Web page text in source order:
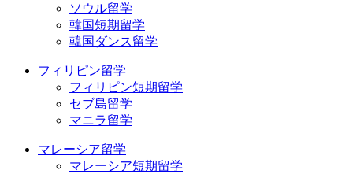
ソウル留学
韓国短期留学
韓国ダンス留学
フィリピン留学
フィリピン短期留学
セブ島留学
マニラ留学
マレーシア留学
マレーシア短期留学